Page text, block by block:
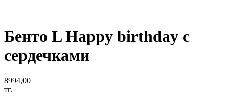
Бенто L Happy birthday с
сердечками
8994,00
тг.